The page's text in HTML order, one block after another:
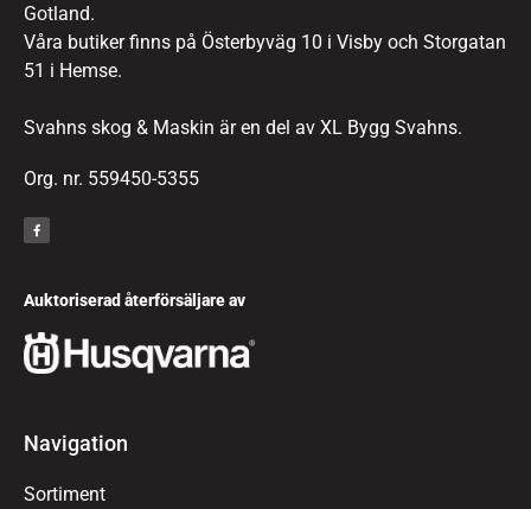
Gotland.
Våra butiker finns på Österbyväg 10 i Visby och Storgatan
51 i Hemse.
Svahns skog & Maskin är en del av XL Bygg Svahns.
Org. nr. 559450-5355
Auktoriserad återförsäljare av
Navigation
Sortiment